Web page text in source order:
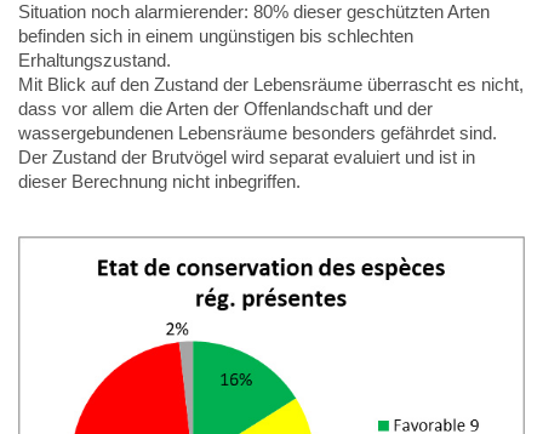
Situation noch alarmierender: 80% dieser geschützten Arten
befinden sich in einem ungünstigen bis schlechten
Erhaltungszustand.
Mit Blick auf den Zustand der Lebensräume überrascht es nicht,
dass vor allem die Arten der Offenlandschaft und der
wassergebundenen Lebensräume besonders gefährdet sind.
Der Zustand der Brutvögel wird separat evaluiert und ist in
dieser Berechnung nicht inbegriffen.